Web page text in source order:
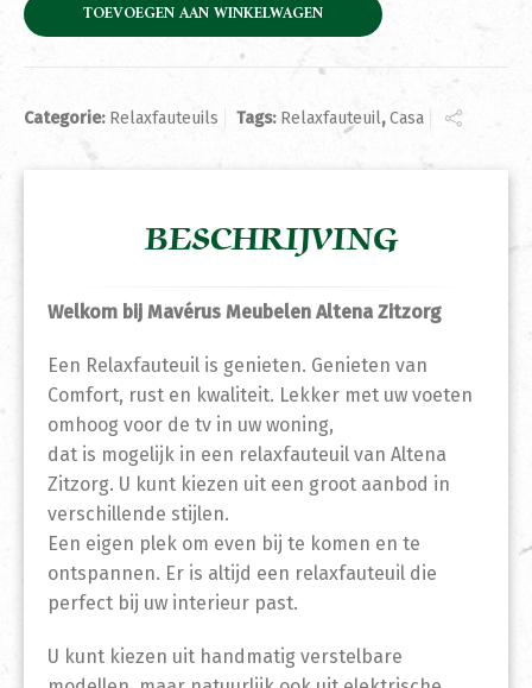
TOEVOEGEN AAN WINKELWAGEN
Categorie: Relaxfauteuils Tags: Relaxfauteuil,Casa
BESCHRIJVING
Welkom bij Mavérus Meubelen Altena Zitzorg
Een Relaxfauteuil is genieten. Genieten van
Comfort, rust en kwaliteit. Lekker met uw voeten
omhoog voor de tv in uw woning,
dat is mogelijk in een relaxfauteuil van Altena
Zitzorg. U kunt kiezen uit een groot aanbod in
verschillende stijlen.
Een eigen plek om even bij te komen en te
ontspannen. Er is altijd een relaxfauteuil die
perfect bij uw interieur past.
U kunt kiezen uit handmatig verstelbare